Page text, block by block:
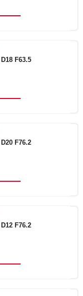
F63.5
F76.2
F76.2